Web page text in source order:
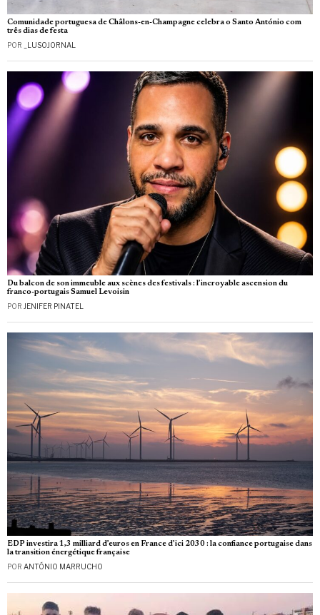
Comunidade portuguesa de Châlons-en-Champagne celebra o Santo António com
três dias de festa
POR _LUSOJORNAL
Du balcon de son immeuble aux scènes des festivals : l’incroyable ascension du
franco-portugais Samuel Levoisin
POR JENIFER PINATEL
EDP investira 1,3 milliard d’euros en France d’ici 2030 : la confiance portugaise dans
la transition énergétique française
POR ANTÓNIO MARRUCHO